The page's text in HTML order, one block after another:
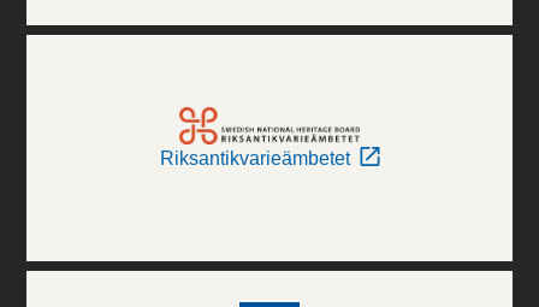
Riksantikvarieämbetet